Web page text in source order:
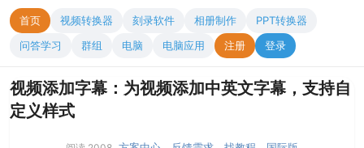
首页 视频转换器 刻录软件 相册制作
PPT转换器
问答学习
群组 电脑 电脑应用 注册 登录
视频添加字幕：为视频添加中英文字幕，支持自
定义样式